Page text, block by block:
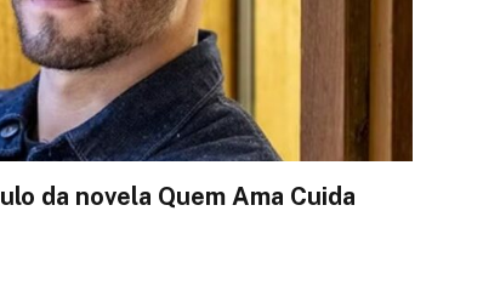
da novela Quem Ama Cuida